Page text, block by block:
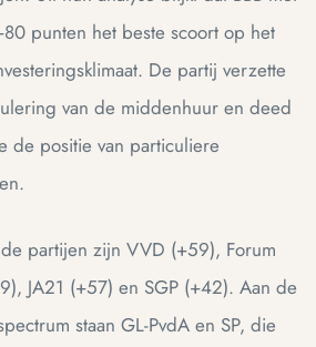
punten het beste scoort op het
De partij verzette
van de middenhuur en deed
de positie van particuliere
partijen zijn VVD (+59), Forum
JA21 (+57) en SGP (+42). Aan de
staan GL-PvdA en SP, die